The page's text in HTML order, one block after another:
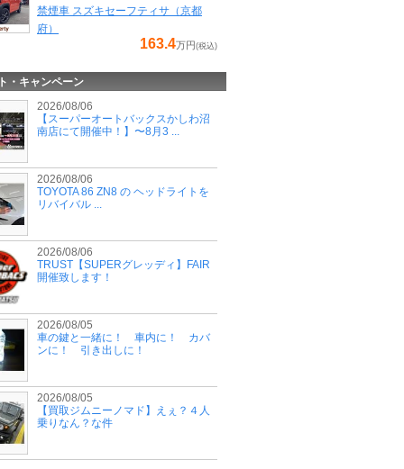
禁煙車 スズキセーフティサ（京都
府）
163.4万円(税込)
・キャンペーン
2026/08/06
【スーパーオートバックスかしわ沼
南店にて開催中！】〜8月3 ...
2026/08/06
TOYOTA 86 ZN8 の ヘッドライトを
リバイバル ...
2026/08/06
TRUST【SUPERグレッディ】FAIR
開催致します！
2026/08/05
車の鍵と一緒に！ 車内に！ カバ
ンに！ 引き出しに！
2026/08/05
【買取ジムニーノマド】えぇ？４人
乗りなん？な件